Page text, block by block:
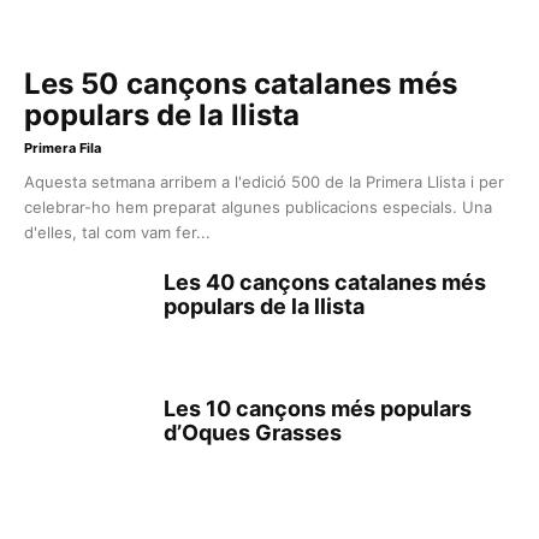
Les 50 cançons catalanes més
populars de la llista
Primera Fila
Aquesta setmana arribem a l'edició 500 de la Primera Llista i per
celebrar-ho hem preparat algunes publicacions especials. Una
d'elles, tal com vam fer...
Les 40 cançons catalanes més
populars de la llista
Les 10 cançons més populars
d’Oques Grasses